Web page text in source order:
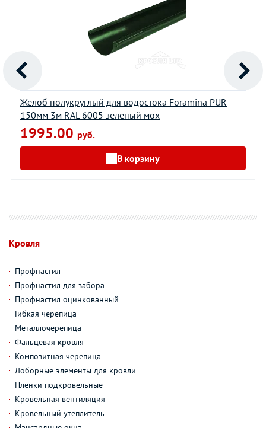
Желоб полукруглый для водостока Foramina PUR
150мм 3м RAL 6005 зеленый мох
1995.00 руб.
В корзину
Кровля
Профнастил
Профнастил для забора
Профнастил оцинкованный
Гибкая черепица
Металлочерепица
Фальцевая кровля
Композитная черепица
Доборные элементы для кровли
Пленки подкровельные
Кровельная вентиляция
Кровельный утеплитель